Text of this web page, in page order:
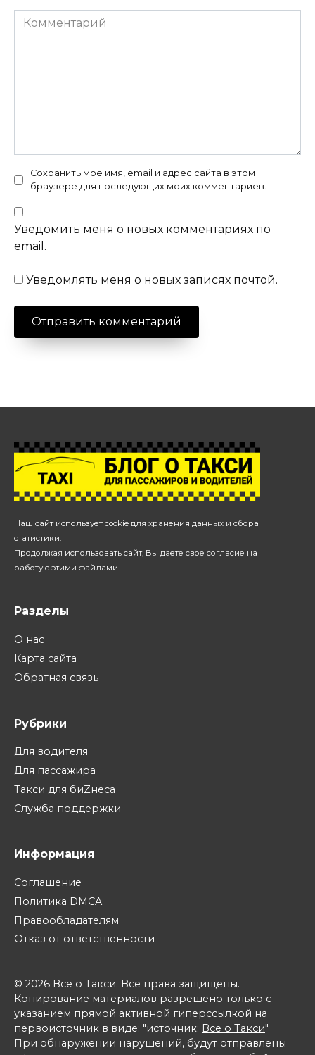
Комментарий
Сохранить моё имя, email и адрес сайта в этом
браузере для последующих моих комментариев.
Уведомить меня о новых комментариях по
email.
Уведомлять меня о новых записях почтой.
Наш сайт использует cookie для хранения данных и сбора
статистики.
Продолжая использовать сайт, Вы даете свое согласие на
работу с этими файлами.
Разделы
О нас
Карта сайта
Обратная связь
Рубрики
Для водителя
Для пассажира
Такси для биZнеса
Служба поддержки
Информация
Соглашение
Политика DMCA
Правообладателям
Отказ от ответственности
© 2026 Все о Такси. Все права защищены.
Копирование материалов разрешено только с
указанием прямой активной гиперссылкой на
первоисточник в виде: "источник: Все о Такси"
При обнаружении нарушений, будут отправлены